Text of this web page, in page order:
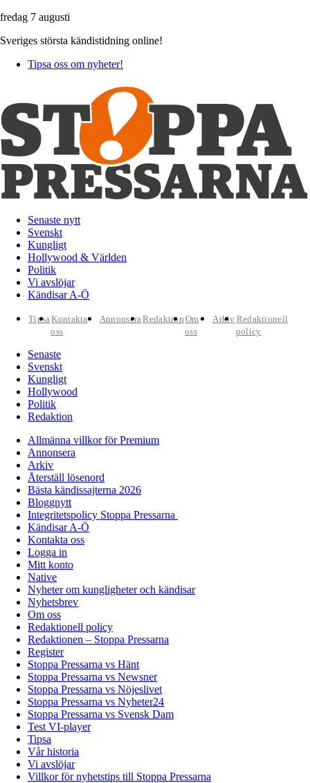
fredag 7 augusti
Sveriges största kändistidning online!
Tipsa oss om nyheter!
Senaste nytt
Svenskt
Kungligt
Hollywood & Världen
Politik
Vi avslöjar
Kändisar A-Ö
TipsaKontakta
oss
AnnonseraRedaktion Om
oss
Arkiv Redaktionell
policy
Senaste
Svenskt
Kungligt
Hollywood
Politik
Redaktion
Allmänna villkor för Premium
Annonsera
Arkiv
Återställ lösenord
Bästa kändissajterna 2026
Bloggnytt
Integritetspolicy Stoppa Pressarna
Kändisar A-Ö
Kontakta oss
Logga in
Mitt konto
Native
Nyheter om kungligheter och kändisar
Nyhetsbrev
Om oss
Redaktionell policy
Redaktionen – Stoppa Pressarna
Register
Stoppa Pressarna vs Hänt
Stoppa Pressarna vs Newsner
Stoppa Pressarna vs Nöjeslivet
Stoppa Pressarna vs Nyheter24
Stoppa Pressarna vs Svensk Dam
Test VI-player
Tipsa
Vår historia
Vi avslöjar
Villkor för nyhetstips till Stoppa Pressarna